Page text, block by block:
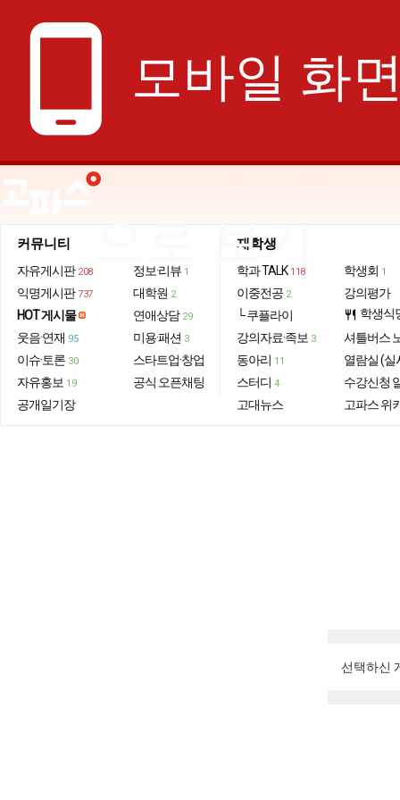
phone_android 모바일 화
으로 보기
커뮤니티
자유게시판 208
익명게시판 737
HOT 게시물
웃음·연재 95
이슈·토론 30
자유홍보 19
공개일기장
정보·리뷰 1
대학원 2
연애상담 29
미용·패션 3
스타트업·창업
공식 오픈채팅
재학생
학과 TALK 118
이중전공 2
└ 쿠플라이
강의자료·족보 3
동아리 11
스터디 4
고대뉴스
학생회 1
강의평가
restaurant 학생식
셔틀버스
열람실 (실
수강신청
고파스 위
선택하신